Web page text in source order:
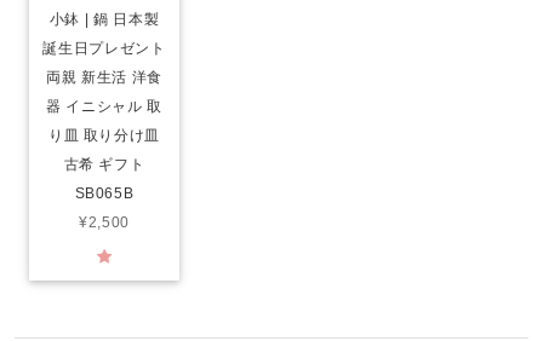
小鉢 | 鍋 日本製
誕生日プレゼント
両親 新生活 洋食
器 イニシャル 取
り皿 取り分け皿
古希 ギフト
SB065B
¥2,500